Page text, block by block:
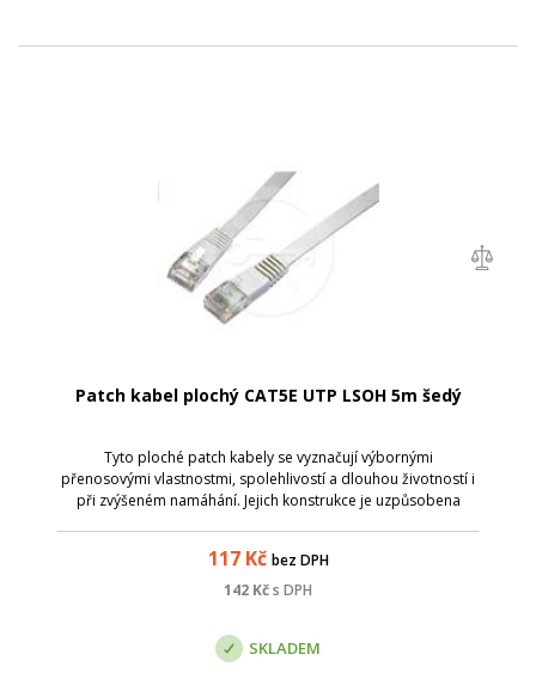
Patch kabel plochý CAT5E UTP LSOH 5m šedý
Tyto ploché patch kabely se vyznačují výbornými
přenosovými vlastnostmi, spolehlivostí a dlouhou životností i
při zvýšeném namáhání. Jejich konstrukce je uzpůsobena
117Kč bez DPH
142 Kčs DPH
SKLADEM